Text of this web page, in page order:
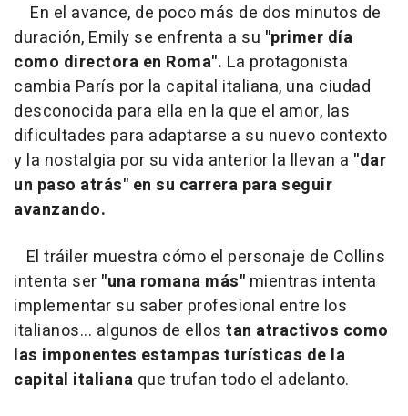
En el avance, de poco más de dos minutos de
duración, Emily se enfrenta a su "primer día
como directora en Roma". La protagonista
cambia París por la capital italiana, una ciudad
desconocida para ella en la que el amor, las
dificultades para adaptarse a su nuevo contexto
y la nostalgia por su vida anterior la llevan a "dar
un paso atrás" en su carrera para seguir
avanzando.
El tráiler muestra cómo el personaje de Collins
intenta ser "una romana más" mientras intenta
implementar su saber profesional entre los
italianos... algunos de ellos tan atractivos como
las imponentes estampas turísticas de la
capital italiana que trufan todo el adelanto.